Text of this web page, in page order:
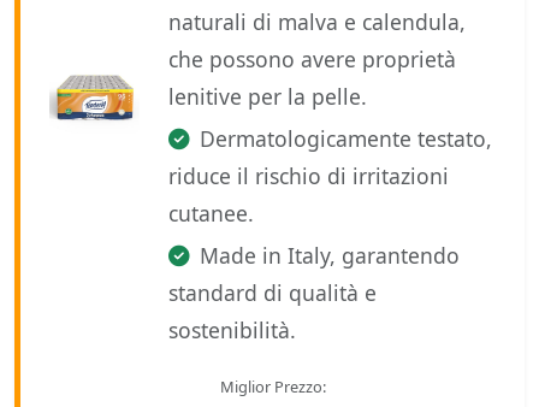
naturali di malva e calendula,
che possono avere proprietà
lenitive per la pelle.
Dermatologicamente testato,
riduce il rischio di irritazioni
cutanee.
Made in Italy, garantendo
standard di qualità e
sostenibilità.
Miglior Prezzo: